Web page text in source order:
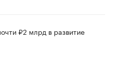
₽2 млрд в развитие